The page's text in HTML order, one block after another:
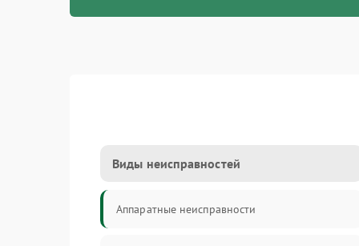
Виды неисправностей
Аппаратные неисправности